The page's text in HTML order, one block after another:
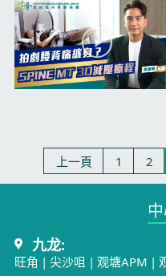
播
放
视
频
上一頁 1 2
九龙:
旺角 | 尖沙咀 | 观塘APM |